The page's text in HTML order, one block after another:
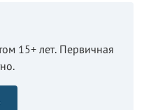
15+ лет. Первичная